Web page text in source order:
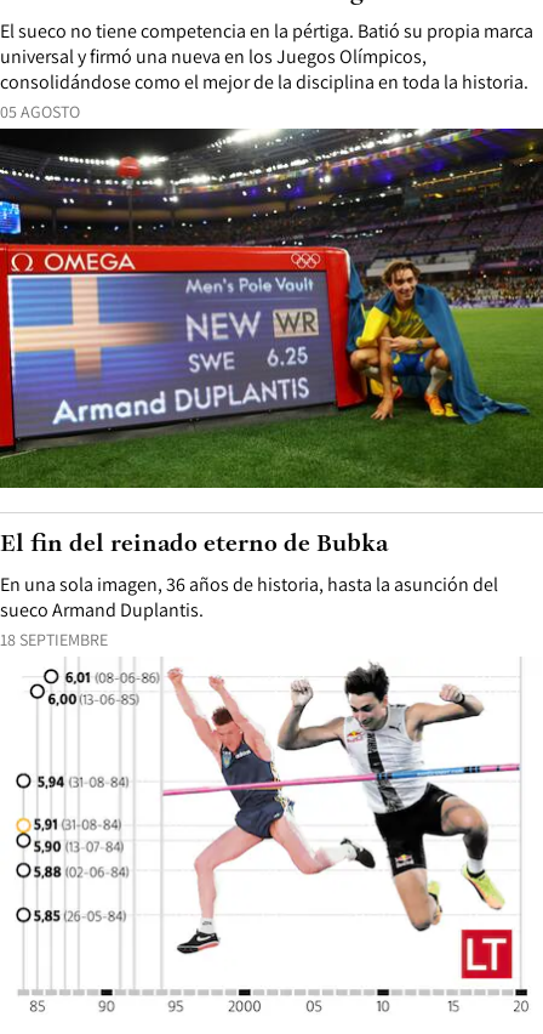
05 AGOSTO
El sueco no tiene competencia en la pértiga. Batió su propia marca
universal y firmó una nueva en los Juegos Olímpicos,
consolidándose como el mejor de la disciplina en toda la historia.
18 SEPTIEMBRE
En una sola imagen, 36 años de historia, hasta la asunción del
sueco Armand Duplantis.
El fin del reinado eterno de Bubka